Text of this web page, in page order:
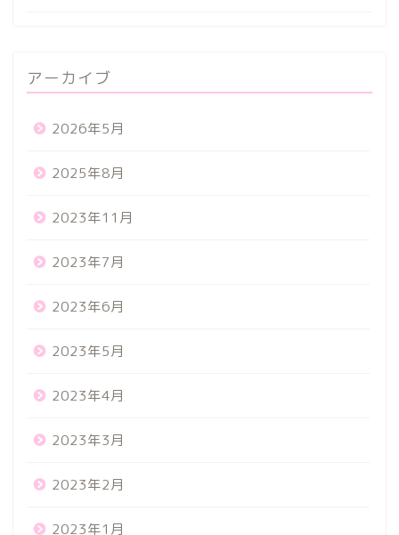
アーカイブ
2026年5月
2025年8月
2023年11月
2023年7月
2023年6月
2023年5月
2023年4月
2023年3月
2023年2月
2023年1月